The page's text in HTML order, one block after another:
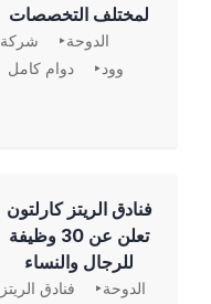
لمختلف التخصصات
الدوحة
شركة
وود
دوام كامل
فنادق الريتز كارلتون
تعلن عن 30 وظيفة
للرجال والنساء
الدوحة
فنادق الريتز